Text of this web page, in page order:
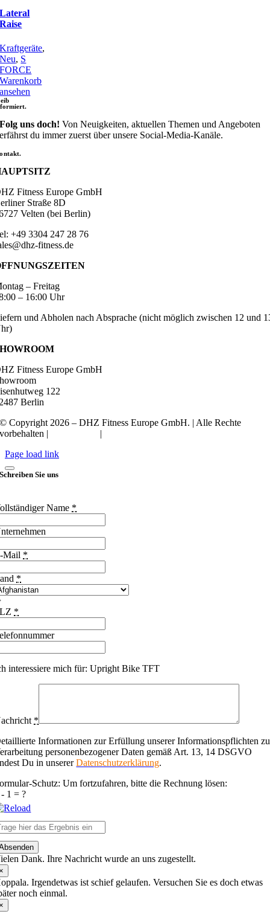
Lateral
Raise
Kraftgeräte,
Neu, S
FORCE
Warenkorb
ansehen
Folg uns doch! Von Neuigkeiten, aktuellen Themen und Angeboten
erfährst du immer zuerst über unsere Social-Media-Kanäle.
Fitness Europe GmbH
Straße 8D
Velten (bei Berlin)
+49 3304 247 28 76
fitness.de
– Freitag
– 16:00 Uhr
und Abholen nach Absprache (nicht möglich zwischen 12 und
Fitness Europe GmbH
122
Berlin
© Copyright 2026 – DHZ Fitness Europe GmbH. | Alle Rechte
vorbehalten |
|
Page load link
Schreiben Sie uns
Name *
Mail *
*
*
interessiere mich für: Upright Bike TFT
*
Informationen zur Erfüllung unserer Informationspflichten
personenbezogener Daten gemäß Art. 13, 14 DSGVO
Du in unsererDatenschutzerklärung.
Schutz: Um fortzufahren, bitte die Rechnung lösen:
1 = ?
Dank. Ihre Nachricht wurde an uns zugestellt.
Irgendetwas ist schief gelaufen. Versuchen Sie es doch etwas
noch einmal.